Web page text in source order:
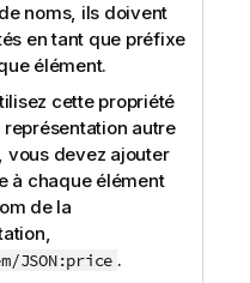
noms, ils doivent
en tant que préfixe
élément.
cette propriété
représentation autre
vous devez ajouter
à chaque élément
de la
JSON:price .